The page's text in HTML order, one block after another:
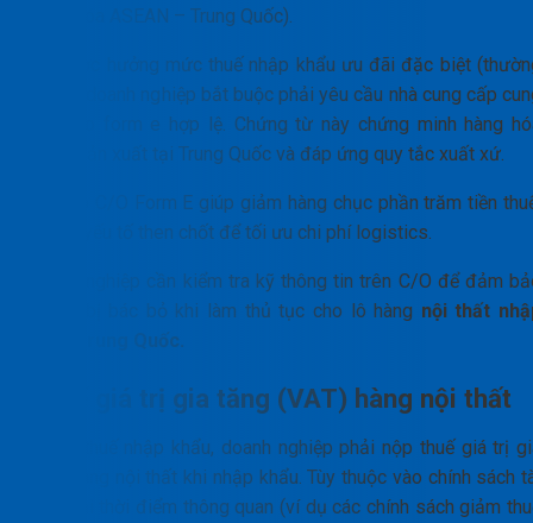
Hàng hóa ASEAN – Trung Quốc).
Để được hưởng mức thuế nhập khẩu ưu đãi đặc biệt
là 0%), doanh nghiệp bắt buộc phải yêu cầu nhà cung cấp
cấp c/o form e hợp lệ. Chứng từ này chứng minh hàng
được sản xuất tại Trung Quốc và đáp ứng quy tắc xuất xứ.
Việc có C/O Form E giúp giảm hàng chục phần trăm tiền
Đây là yếu tố then chốt để tối ưu chi phí logistics.
Doanh nghiệp cần kiểm tra kỹ thông tin trên C/O để đảm
không bị bác bỏ khi làm thủ tục cho lô hàng nội thất
khẩu Trung Quốc.
Thuế giá trị gia tăng (VAT) hàng nội thất
Ngoài thuế nhập khẩu, doanh nghiệp phải nộp thuế giá trị
tăng hàng nội thất khi nhập khẩu. Tùy thuộc vào chính sách
khóa tại thời điểm thông quan (ví dụ các chính sách giảm